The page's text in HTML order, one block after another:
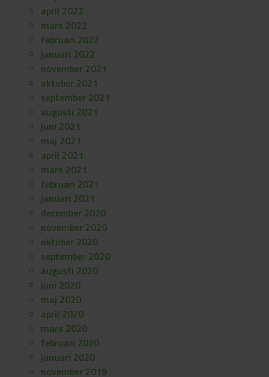
april 2022
mars 2022
februari 2022
januari 2022
november 2021
oktober 2021
september 2021
augusti 2021
juni 2021
maj 2021
april 2021
mars 2021
februari 2021
januari 2021
december 2020
november 2020
oktober 2020
september 2020
augusti 2020
juni 2020
maj 2020
april 2020
mars 2020
februari 2020
januari 2020
november 2019